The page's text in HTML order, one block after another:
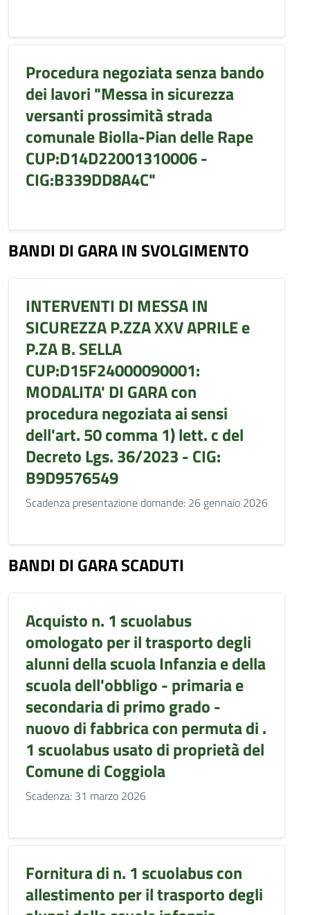
Procedura negoziata senza bando
dei lavori "Messa in sicurezza
versanti prossimità strada
comunale Biolla-Pian delle Rape
CUP:D14D22001310006 -
CIG:B339DD8A4C"
BANDI DI GARA IN SVOLGIMENTO
INTERVENTI DI MESSA IN
SICUREZZA P.ZZA XXV APRILE e
P.ZA B. SELLA
CUP:D15F24000090001:
MODALITA' DI GARA con
procedura negoziata ai sensi
dell'art. 50 comma 1) lett. c del
Decreto Lgs. 36/2023 - CIG:
B9D9576549
Scadenza presentazione domande: 26 gennaio 2026
BANDI DI GARA SCADUTI
Acquisto n. 1 scuolabus
omologato per il trasporto degli
alunni della scuola Infanzia e della
scuola dell'obbligo - primaria e
secondaria di primo grado -
nuovo di fabbrica con permuta di .
1 scuolabus usato di proprietà del
Comune di Coggiola
Scadenza: 31 marzo 2026
Fornitura di n. 1 scuolabus con
allestimento per il trasporto degli